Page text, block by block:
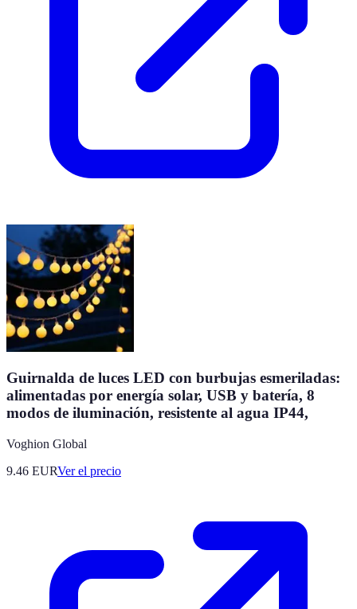
Guirnalda de luces LED con burbujas esmeriladas:
alimentadas por energía solar, USB y batería, 8
modos de iluminación, resistente al agua IP44,
Voghion Global
9.46 EURVer el precio